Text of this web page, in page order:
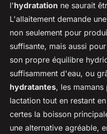
l'hydratation ne saurait
L'allaitement demande
non seulement pour
suffisante, mais aussi
son propre équilibre
suffisamment d'eau, ou
hydratantes, les
lactation tout en restant
certes la boisson
une alternative agréable,